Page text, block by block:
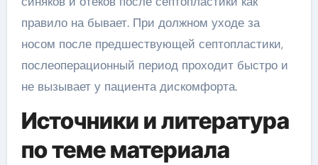
правило на бывает. При должном уходе за
носом после предшествующей септопластики,
послеоперационный период проходит быстро и
не вызывает у пациента дискомфорта.
Источники и литература
по теме материала